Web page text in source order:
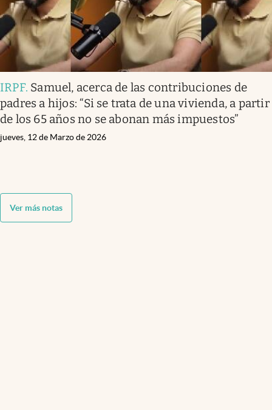
IRPF. Samuel, acerca de las contribuciones de
padres a hijos: “Si se trata de una vivienda, a partir
de los 65 años no se abonan más impuestos”
jueves, 12 de Marzo de 2026
Ver más notas